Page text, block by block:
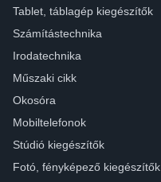
Tablet, táblagép kiegészítők
Számítástechnika
Irodatechnika
Műszaki cikk
Okosóra
Mobiltelefonok
Stúdió kiegészítők
Fotó, fényképező kiegészítők